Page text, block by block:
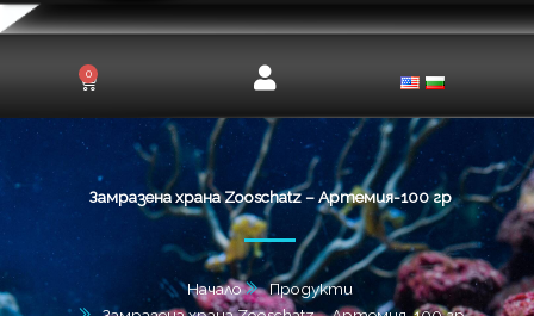
0
Cart
Замразена храна Zooschatz – Артемия-100 гр
Начало
Продукти